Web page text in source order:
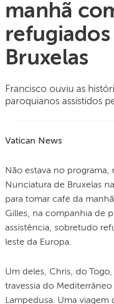
manhã
refugiados
Bruxelas
Francisco ouviu as
paroquianos assistidos
Vatican News
Não estava no
Nunciatura de Bruxelas
para tomar café da
Gilles, na companhia de
assistência, sobretudo
leste da Europa.
Um deles, Chris, do
travessia do
Lampedusa. Uma